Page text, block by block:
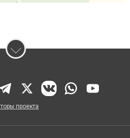
проекта